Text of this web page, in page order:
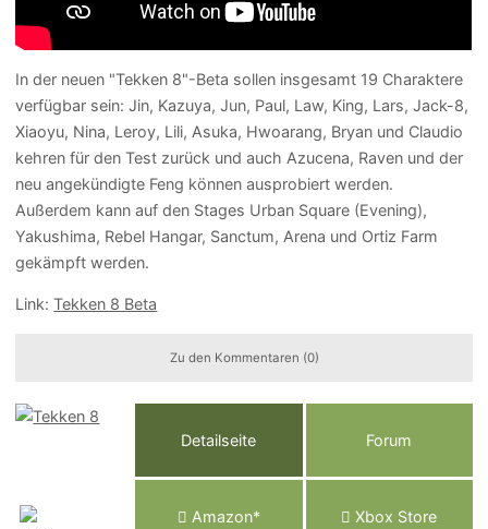
In der neuen "Tekken 8"-Beta sollen insgesamt 19 Charaktere
verfügbar sein: Jin, Kazuya, Jun, Paul, Law, King, Lars, Jack-8,
Xiaoyu, Nina, Leroy, Lili, Asuka, Hwoarang, Bryan und Claudio
kehren für den Test zurück und auch Azucena, Raven und der
neu angekündigte Feng können ausprobiert werden.
Außerdem kann auf den Stages Urban Square (Evening),
Yakushima, Rebel Hangar, Sanctum, Arena und Ortiz Farm
gekämpft werden.
Link:Tekken 8 Beta
Zu den Kommentaren (0)
Detailseite Forum
Amazon* Xbox Store